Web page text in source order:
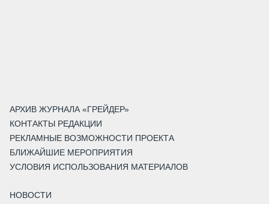
АРХИВ ЖУРНАЛА «ГРЕЙДЕР»
КОНТАКТЫ РЕДАКЦИИ
РЕКЛАМНЫЕ ВОЗМОЖНОСТИ ПРОЕКТА
БЛИЖАЙШИЕ МЕРОПРИЯТИЯ
УСЛОВИЯ ИСПОЛЬЗОВАНИЯ МАТЕРИАЛОВ
НОВОСТИ